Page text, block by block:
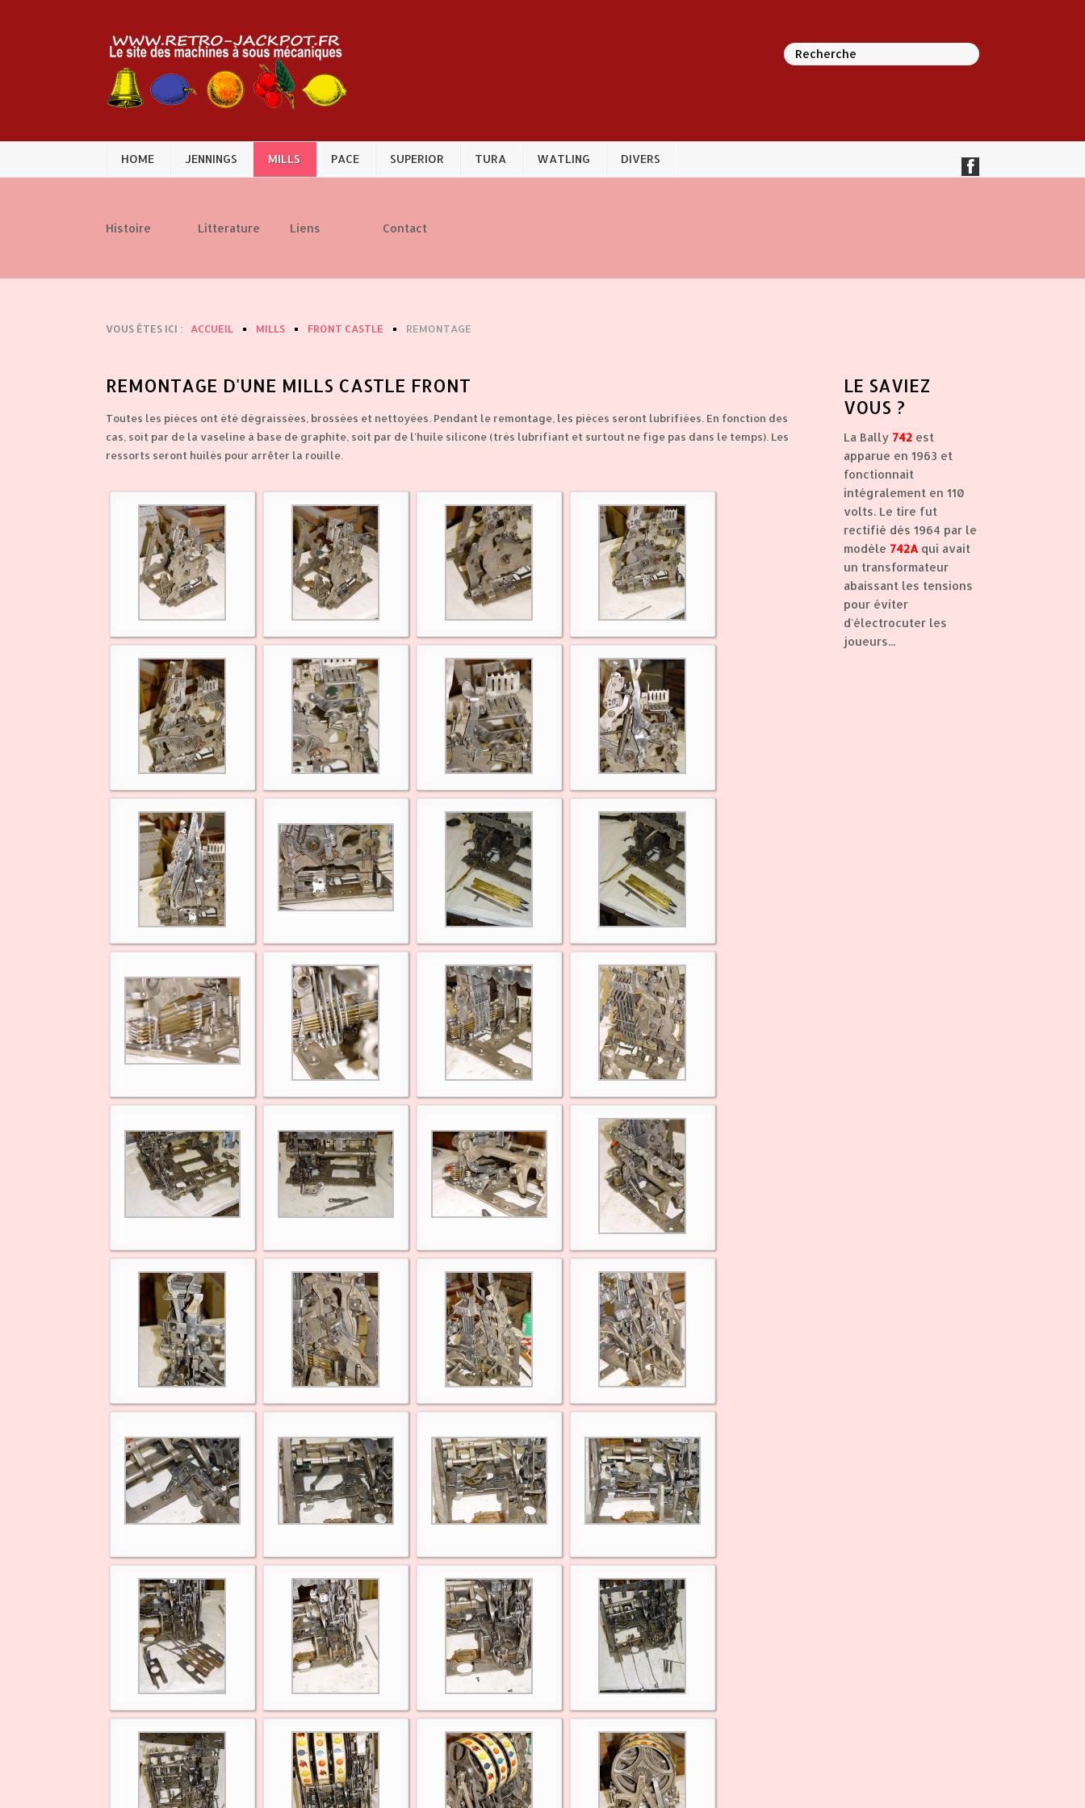
HOME JENNINGS MILLS PACE SUPERIOR TURA WATLING DIVERS
Histoire Litterature Liens Contact
VOUS ÊTES ICI : ACCUEIL MILLS FRONT CASTLE REMONTAGE
REMONTAGE D'UNE MILLS CASTLE FRONT
Toutes les pièces ont été dégraissées, brossées et nettoyées. Pendant le remontage, les pièces seront lubrifiées. En fonction des
cas, soit par de la vaseline à base de graphite, soit par de l'huile silicone (très lubrifiant et surtout ne fige pas dans le temps). Les
ressorts seront huilés pour arrêter la rouille.
LE SAVIEZ
VOUS ?
La Bally 742est
apparue en 1963 et
fonctionnait
intégralement en 110
volts. Le tire fut
rectifié dés 1964 par le
modèle 742Aqui avait
un transformateur
abaissant les tensions
pour éviter
d'électrocuter les
joueurs...